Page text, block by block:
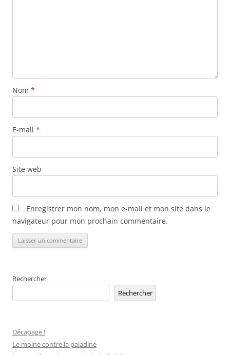
Nom *
E-mail *
Site web
Enregistrer mon nom, mon e-mail et mon site dans le
navigateur pour mon prochain commentaire.
Rechercher
Rechercher
Décapage !
Le moine contre la paladine